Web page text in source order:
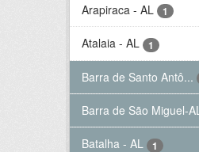
Arapiraca - AL 1
Atalaia - AL 1
Barra de Santo Antô...
Barra de São Miguel-AL
Batalha - AL 1